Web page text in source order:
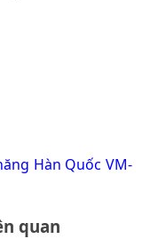
Hàn Quốc VM-
quan